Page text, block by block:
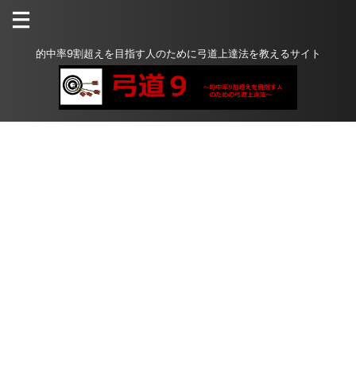
的中率9割超えを目指す人のために弓道上達法を教えるサイト